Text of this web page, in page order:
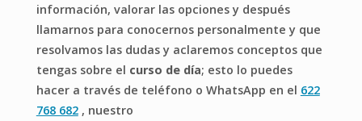
información, valorar las opciones y después
llamarnos para conocernos personalmente y que
resolvamos las dudas y aclaremos conceptos que
tengas sobre el curso de día; esto lo puedes
hacer a través de teléfono o WhatsApp en el 622
768 682, nuestro